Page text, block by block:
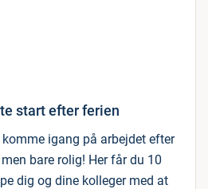
start efter ferien
igang på arbejdet efter
bare rolig! Her får du 10
dig og dine kolleger med at